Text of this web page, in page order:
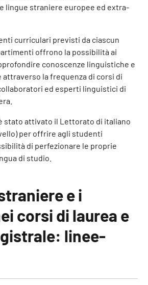
lingue straniere europee ed extra-
curriculari previsti da ciascun
offrono la possibilità ai
conoscenze linguistiche e
la frequenza di corsi di
ed esperti linguistici di
stato attivato il Lettorato di italiano
per offrire agli studenti
di perfezionare le proprie
di studio.
e i
corsi di laurea e
linee-